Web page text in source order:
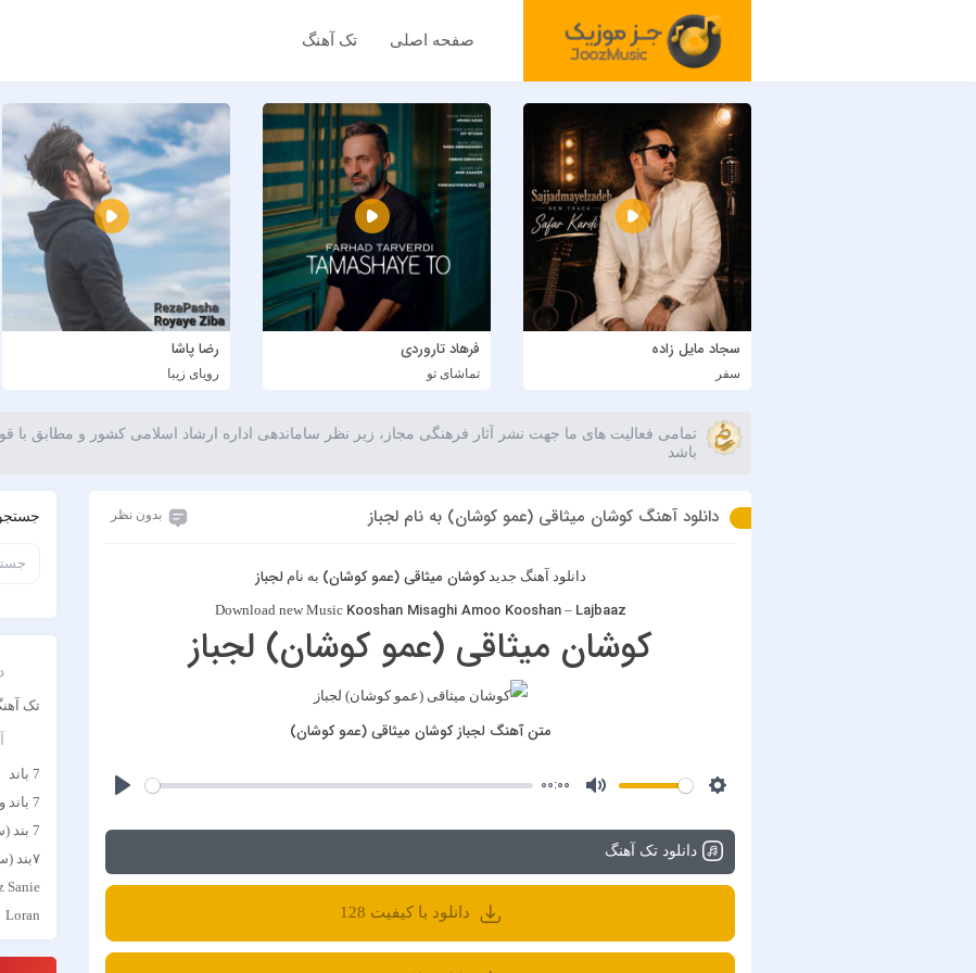
صفحه اصلی تک آهنگ
سجاد مایل زاده
سفر
فرهاد تاروردی
تماشای تو
رضا پاشا
رویای زیبا
تمامی فعالیت های ما جهت نشر آثار فرهنگی مجاز، زیر نظر ساماندهی اداره ارشاد اسلامی کشور و مطابق با
باشد
دانلود آهنگ کوشان میثاقی (عمو کوشان) به نام لجباز بدون نظر
دانلود آهنگ جدید کوشان میثاقی (عمو کوشان) به نام لجباز
Download new Music Kooshan Misaghi Amoo Kooshan– Lajbaaz
کوشان میثاقی (عمو کوشان) لجباز
متن آهنگ لجباز کوشان میثاقی (عمو کوشان)
00:00
دانلود تک آهنگ
دانلود با کیفیت 128
تک
7 باند
7 باند و بهروز صفاریان
7 بند (سون بند)
۷بند (سون بند)
Sanie
Loran